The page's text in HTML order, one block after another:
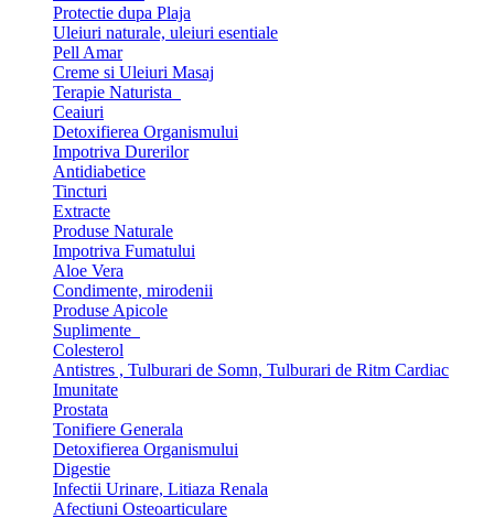
Protectie dupa Plaja
Uleiuri naturale, uleiuri esentiale
Pell Amar
Creme si Uleiuri Masaj
Terapie Naturista
Ceaiuri
Detoxifierea Organismului
Impotriva Durerilor
Antidiabetice
Tincturi
Extracte
Produse Naturale
Impotriva Fumatului
Aloe Vera
Condimente, mirodenii
Produse Apicole
Suplimente
Colesterol
Antistres , Tulburari de Somn, Tulburari de Ritm Cardiac
Imunitate
Prostata
Tonifiere Generala
Detoxifierea Organismului
Digestie
Infectii Urinare, Litiaza Renala
Afectiuni Osteoarticulare